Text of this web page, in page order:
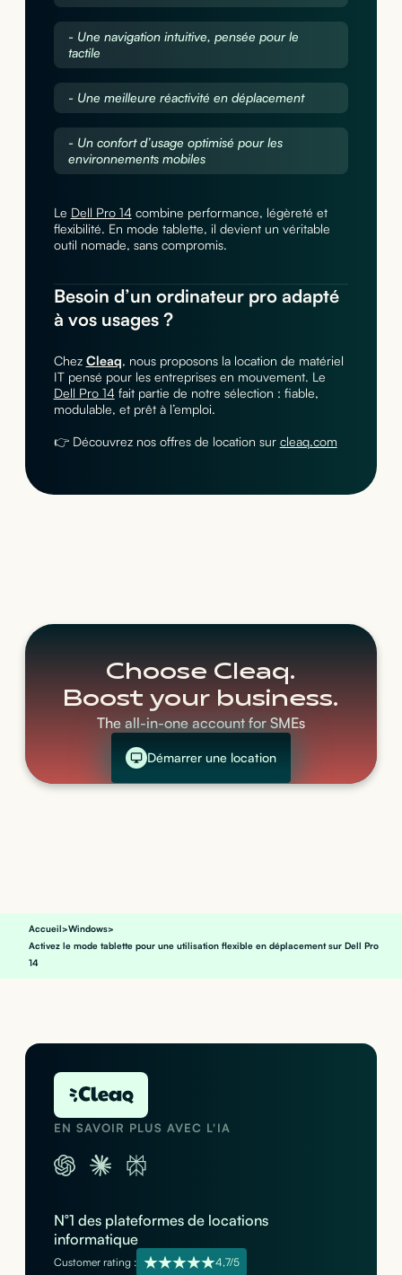
- Une navigation intuitive, pensée pour le
tactile
- Une meilleure réactivité en déplacement
- Un confort d’usage optimisé pour les
environnements mobiles
Le Dell Pro 14 combine performance, légèreté et
flexibilité. En mode tablette, il devient un véritable
outil nomade, sans compromis.
Besoin d’un ordinateur pro adapté
à vos usages ?
Chez Cleaq, nous proposons la location de matériel
IT pensé pour les entreprises en mouvement. Le
Dell Pro 14 fait partie de notre sélection : fiable,
modulable, et prêt à l’emploi.
👉 Découvrez nos offres de location sur cleaq.com
Choose Cleaq.
Boost your business.
The all-in-one account for SMEs
Démarrer une location
Accueil>Windows>
Activez le mode tablette pour une utilisation flexible en déplacement sur Dell Pro
14
EN SAVOIR PLUS AVEC L'IA
N°1 des plateformes de locations
informatique
Customer rating : 4,7/5